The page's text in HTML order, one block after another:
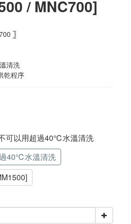
/ MNC700]
𓊉
清洗
乾程序
可以用超過40℃水溫清洗
40℃水溫清洗